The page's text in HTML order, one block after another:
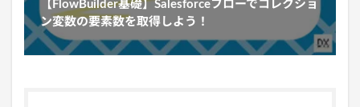
【FlowBuilder基礎】Salesforceフローでコレクショ
ン変数の要素数を取得しよう！